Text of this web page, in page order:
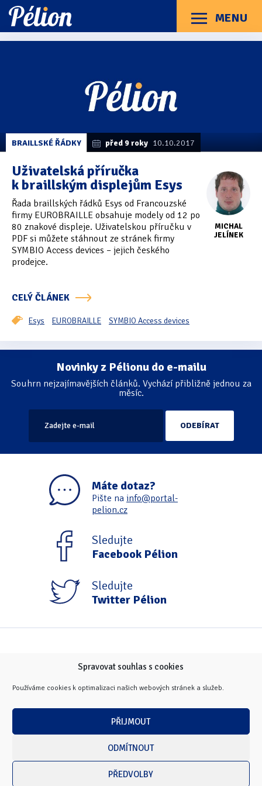
Spravovat souhlas s cookies
Používáme cookies k optimalizaci našich webových stránek a služeb.
PŘIJMOUT
ODMÍTNOUT
PŘEDVOLBY
Přejít
na
štítky
Přejít
na
kategorie
Přejít
na
obsah
MENU
Menu
Braillské řádky (31)
Lupy(8)
Mobilní zařízení(85)
Počítače a notebooky(66)
Zápisníky (7)
Názory & zkušenosti
Pracuji sluchem a hmatem
(566)
Pracuji zrakem(456)
Pracuji zrakem a sluchem(515)
Asistivní software(428)
Běžný software(284)
Tipy & triky(17)
kategorie
BRAILLSKÉ ŘÁDKY před 9 roky 10.10.2017
MICHAL
JELÍNEK
Uživatelská příručka
k braillským displejům Esys
Řada braillských řádků Esys od Francouzské
firmy EUROBRAILLE obsahuje modely od 12 po
80 znakové displeje. Uživatelskou příručku v
PDF si můžete stáhnout ze stránek firmy
SYMBIO Access devices – jejich českého
prodejce.
CELÝ ČLÁNEK
Esys EUROBRAILLE SYMBIO Access devices
Stránkování
Novinky z Pélionu do e-mailu
Souhrn nejzajímavějších článků. Vychází přibližně jednou za
měsíc.
Máte dotaz?
Pište na info@portal-
pelion.cz
Sledujte
Facebook Pélion
Sledujte
Twitter Pélion